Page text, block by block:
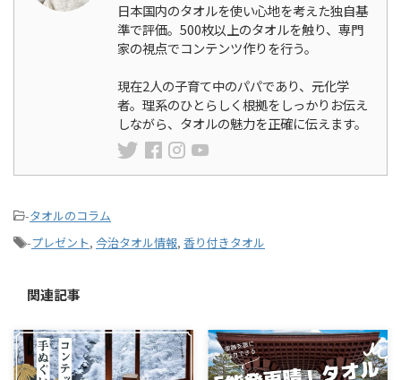
日本国内のタオルを使い心地を考えた独自基
準で評価。500枚以上のタオルを触り、専門
家の視点でコンテンツ作りを行う。
現在2人の子育て中のパパであり、元化学
者。理系のひとらしく根拠をしっかりお伝え
しながら、タオルの魅力を正確に伝えます。
-タオルのコラム
-プレゼント, 今治タオル情報, 香り付きタオル
関連記事